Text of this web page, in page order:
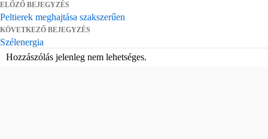
ELŐZŐ BEJEGYZÉS
Peltierek meghajtása szakszerűen
KÖVETKEZŐ BEJEGYZÉS
Szélenergia
Hozzászólás jelenleg nem lehetséges.